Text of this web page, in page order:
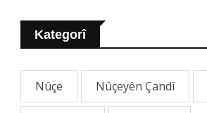
Kategorî
Nûçe Nûçeyên Çandî